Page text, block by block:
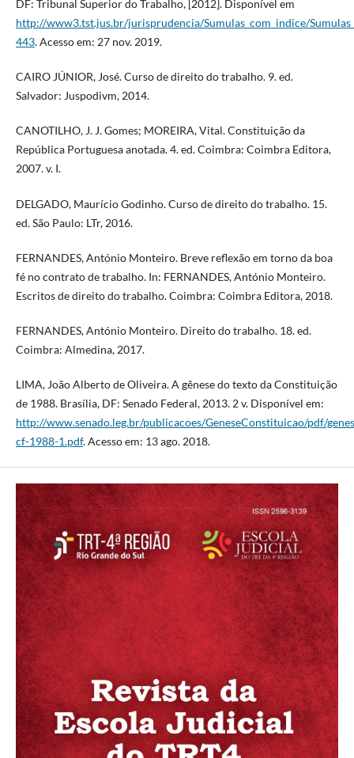
DF: Tribunal Superior do Trabalho, [2012]. Disponível em
http://www3.tst.jus.br/jurisprudencia/Sumulas_com_indice/
443. Acesso em: 27 nov. 2019.
CAIRO JÚNIOR, José. Curso de direito do trabalho. 9. ed.
Salvador: Juspodivm, 2014.
CANOTILHO, J. J. Gomes; MOREIRA, Vital. Constituição da
República Portuguesa anotada. 4. ed. Coimbra: Coimbra Editora,
2007. v. I.
DELGADO, Maurício Godinho. Curso de direito do trabalho. 15.
ed. São Paulo: LTr, 2016.
FERNANDES, António Monteiro. Breve reflexão em torno da boa
fé no contrato de trabalho. In: FERNANDES, António Monteiro.
Escritos de direito do trabalho. Coimbra: Coimbra Editora, 2018.
FERNANDES, António Monteiro. Direito do trabalho. 18. ed.
Coimbra: Almedina, 2017.
LIMA, João Alberto de Oliveira. A gênese do texto da Constituição
de 1988. Brasília, DF: Senado Federal, 2013. 2 v. Disponível em:
http://www.senado.leg.br/publicacoes/GeneseConstituicao/pdf/
cf-1988-1.pdf. Acesso em: 13 ago. 2018.